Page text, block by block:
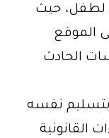
لطفل، حيث
الموقع
الحادث
بتسليم نفسه
القانونية